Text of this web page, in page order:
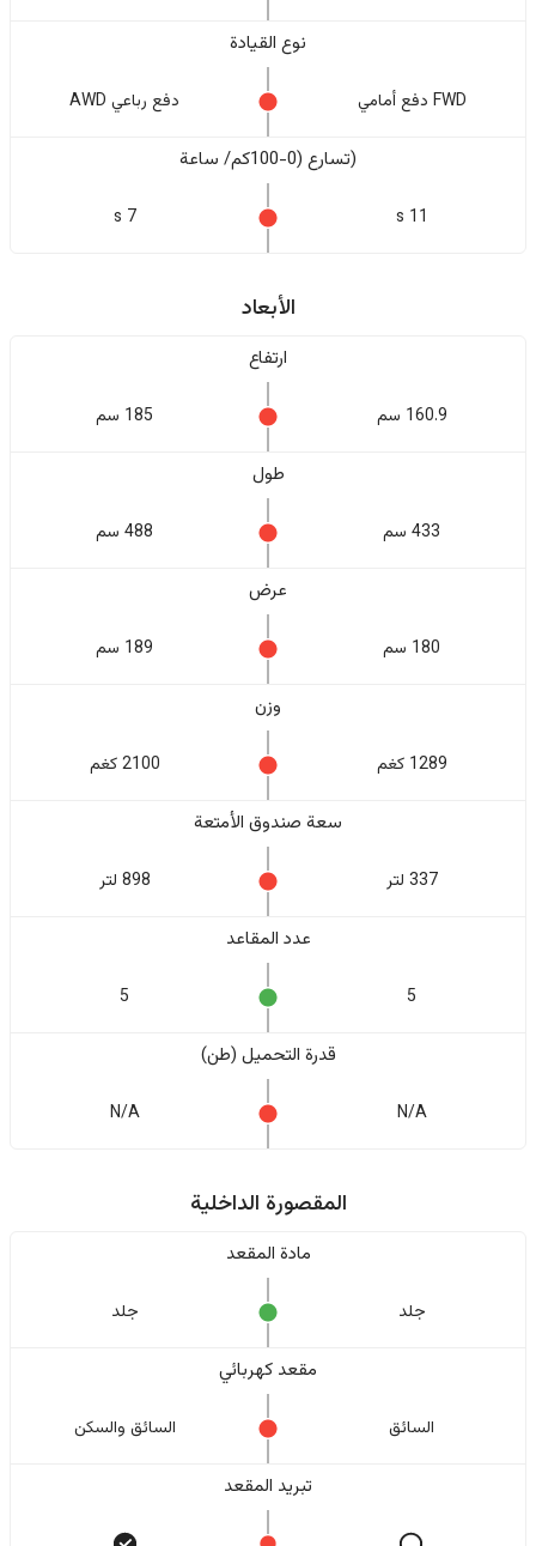
نوع القيادة
FWD دفع أمامي دفع رباعي AWD
(تسارع (0-100كم/ ساعة
11 s
7 s
الأبعاد
ارتفاع
160.9 سم 185 سم
طول
433 سم 488 سم
عرض
180 سم 189 سم
وزن
1289 كغم 2100 كغم
سعة صندوق الأمتعة
337 لتر 898 لتر
عدد المقاعد
5
5
قدرة التحميل (طن)
N/A
N/A
المقصورة الداخلية
مادة المقعد
جلد جلد
مقعد كهربائي
السائق السائق والسکن
تبريد المقعد